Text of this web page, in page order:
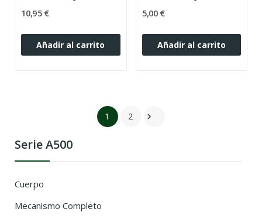
Serie A500
Cuerpo
Mecanismo Completo
10,95 €
Añadir al carrito
5,00 €
Añadir al carrito
1 2 